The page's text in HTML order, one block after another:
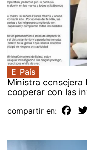
El País
Ministra consejera
cooperar con las
compartir en: